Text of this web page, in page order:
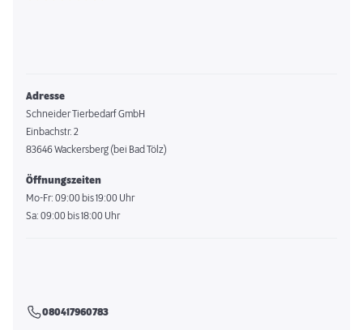
Adresse
Schneider Tierbedarf GmbH
Einbachstr. 2
83646 Wackersberg (bei Bad Tölz)
Öffnungszeiten
Mo-Fr: 09:00 bis 19:00 Uhr
Sa: 09:00 bis 18:00 Uhr
080417960783